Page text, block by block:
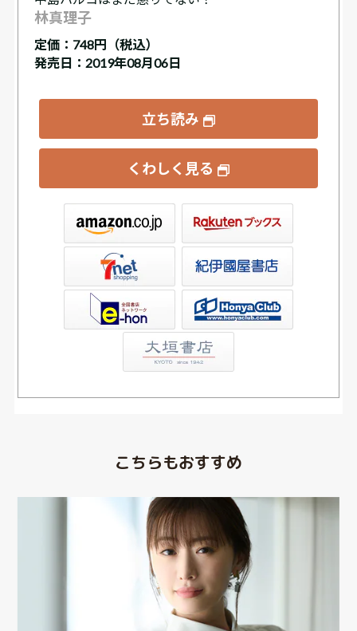
林真理子
定価： 748円（税込）
発売日：2019年08月06日
立ち読み
くわしく見る
書店ウェブストア
こちらもおすすめ